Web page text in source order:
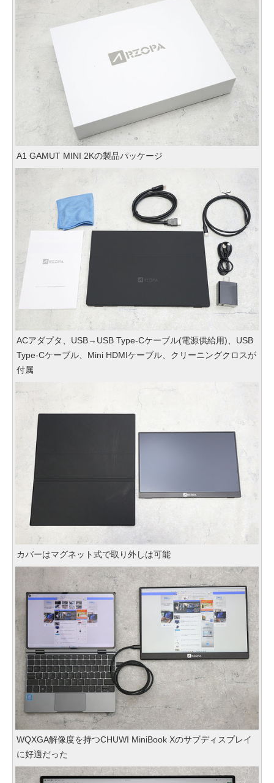
A1 GAMUT MINI 2Kの製品パッケージ
ACアダプタ、USB→USB Type-Cケーブル(電源供給用)、USB
Type-Cケーブル、Mini HDMIケーブル、クリーニングクロスが
付属
カバーはマグネット式で取り外しは可能
WQXGA解像度を持つCHUWI MiniBook Xのサブディスプレイ
に好適だった